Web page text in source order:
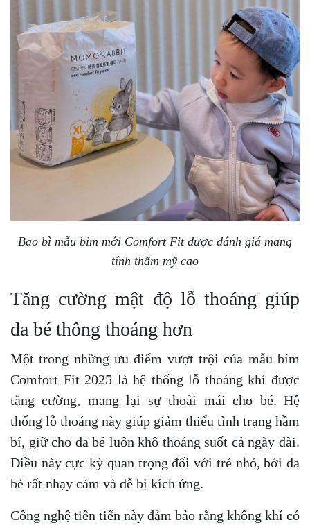
Bao bì mẫu bỉm mới Comfort Fit được đánh giá mang
tính thẩm mỹ cao
Tăng cường mật độ lỗ thoáng giúp
da bé thông thoáng hơn
Một trong những ưu điểm vượt trội của mẫu bỉm
Comfort Fit 2025 là hệ thống lỗ thoáng khí được
tăng cường, mang lại sự thoải mái cho bé. Hệ
thống lỗ thoáng này giúp giảm thiểu tình trạng hầm
bí, giữ cho da bé luôn khô thoáng suốt cả ngày dài.
Điều này cực kỳ quan trọng đối với trẻ nhỏ, bởi da
bé rất nhạy cảm và dễ bị kích ứng.
Công nghệ tiên tiến này đảm bảo rằng không khí có